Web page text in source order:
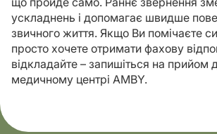
ускладнень і допомагає швидше
звичного життя. Якщо Ви помічаєте
просто хочете отримати фахову
відкладайте – запишіться на прийом
медичному центрі AMBY.